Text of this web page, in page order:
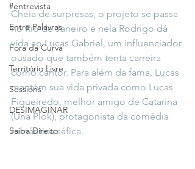
#entrevista
Entre Palavras
Fora da Curva
Território Livre
Sessions
DESIMAGINAR
Saiba Direito
Cheia de surpresas, o projeto se passa
no Rio de Janeiro e nela Rodrigo dá
vida ao Lucas Gabriel, um influenciador
ousado que também tenta carreira
como cantor. Para além da fama, Lucas
mantém sua vida privada como Lucas
Figueiredo, melhor amigo de Catarina
(Una Plok), protagonista da comédia
romântica sáfica.